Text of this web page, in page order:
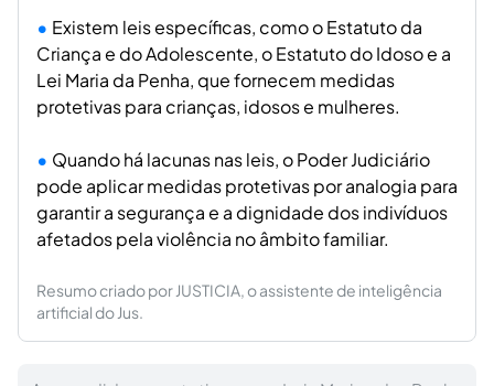
Existem leis específicas, como o Estatuto da
Criança e do Adolescente, o Estatuto do Idoso e a
Lei Maria da Penha, que fornecem medidas
protetivas para crianças, idosos e mulheres.
Quando há lacunas nas leis, o Poder Judiciário
pode aplicar medidas protetivas por analogia para
garantir a segurança e a dignidade dos indivíduos
afetados pela violência no âmbito familiar.
Resumo criado por JUSTICIA, o assistente de inteligência
artificial do Jus.